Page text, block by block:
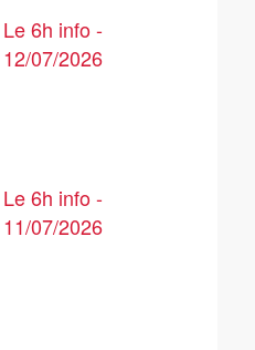
Le 6h info -
12/07/2026
Le 6h info -
11/07/2026